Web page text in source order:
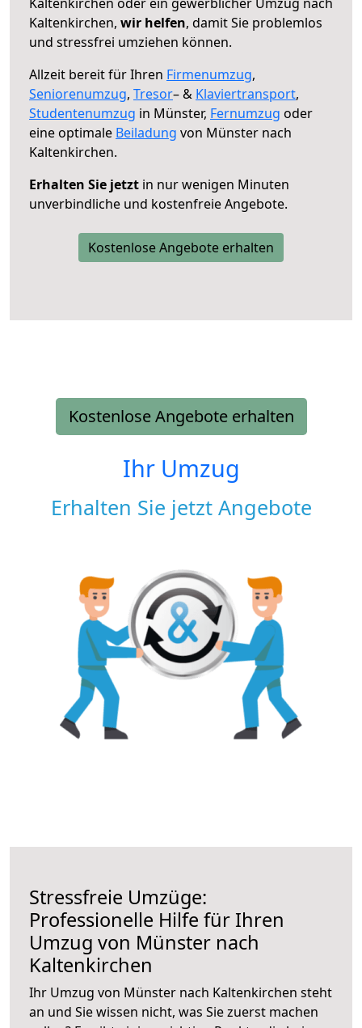
Kaltenkirchen, wir helfen, damit Sie problemlos
und stressfrei umziehen können.
Allzeit bereit für Ihren Firmenumzug,
Seniorenumzug, Tresor– & Klaviertransport,
Studentenumzug in Münster, Fernumzug oder
eine optimale Beiladung von Münster nach
Kaltenkirchen.
Erhalten Sie jetzt in nur wenigen Minuten
unverbindliche und kostenfreie Angebote.
Kostenlose Angebote erhalten
Kostenlose Angebote erhalten
Ihr Umzug
Erhalten Sie jetzt Angebote
Stressfreie Umzüge:
Professionelle Hilfe für Ihren
Umzug von Münster nach
Kaltenkirchen
Ihr Umzug von Münster nach Kaltenkirchen steht
an und Sie wissen nicht, was Sie zuerst machen